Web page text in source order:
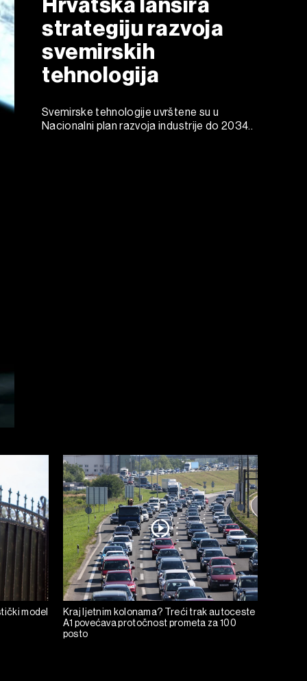
strategiju razvoja
svemirskih
tehnologija
Svemirske tehnologije uvrštene su u
Nacionalni plan razvoja industrije do 2034..
model
Kraj ljetnim kolonama? Treći trak autoceste
A1 povećava protočnost prometa za 100
posto